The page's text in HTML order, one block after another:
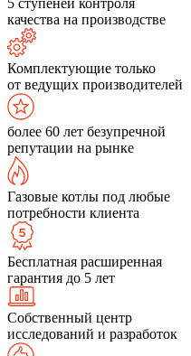
5 ступеней контроля
качества на производстве
Комплектующие только
от ведущих производителей
более 60 лет безупречной
репутации на рынке
Газовые котлы под любые
потребности клиента
Бесплатная расширенная
гарантия до 5 лет
Собственный центр
исследований и разработок